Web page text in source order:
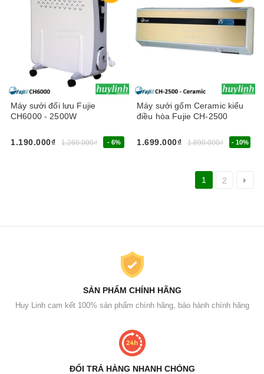
Máy sưởi đối lưu Fujie
CH6000 - 2500W
1.190.000₫ 1.260.000₫ - 6%
Máy sưởi gốm Ceramic kiểu
điều hòa Fujie CH-2500
1.699.000₫ 1.890.000₫ - 10%
1 2
SẢN PHẨM CHÍNH HÃNG
Huy Linh cam kết 100% sản phẩm chính hãng, bảo hành chính hãng
ĐỔI TRẢ HÀNG NHANH CHÓNG